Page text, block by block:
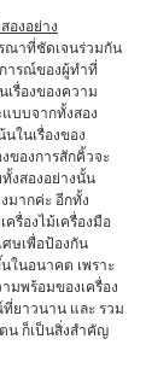
องอย่าง
ารณ์ของผู้ทำที่
เรื่องของความ
บบจากทั้งสอง
ในเรื่องของ
ของการสักคิ้วจะ
งสองอย่างนั้น
มากค่ะ อีกทั้ง
รื่องไม้เครื่องมือ
ศษเพื่อป้องกัน
ในอนาคต เพราะ
มพร้อมของเครื่อง
ยาวนาน และ รวม
น ก็เป็นสิ่งสำคัญ